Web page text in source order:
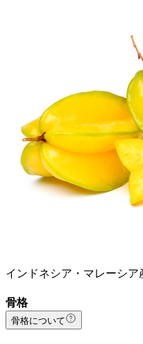
インドネシア・マレーシア
骨格
骨格について